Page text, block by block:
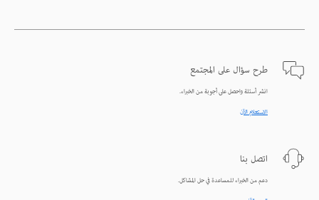
طرح سؤال على المجتمع
انشر أسئلة واحصل على أجوبة من الخبراء.
الاستعلام الآن
اتصل بنا
دعم من الخبراء للمساعدة في حل المشاكل.